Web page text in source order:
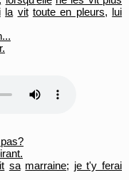
la vit toute en pleurs, lui
sa marraine; je t'y ferai